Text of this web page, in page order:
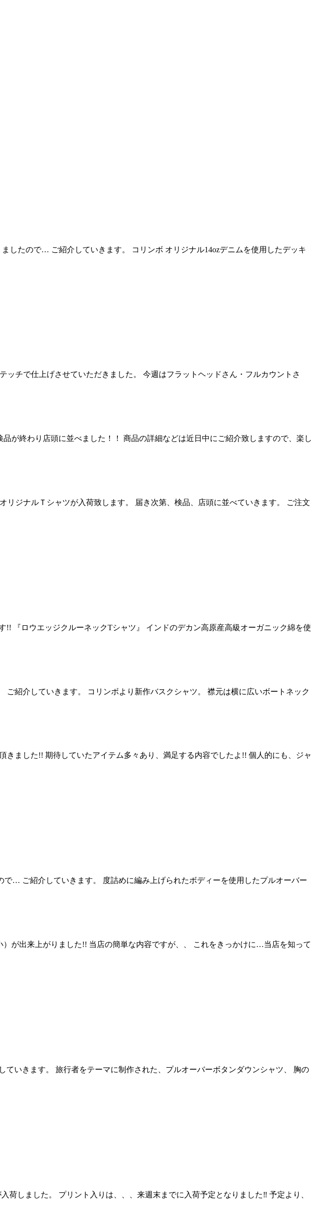
したので… ご紹介していきます。 コリンボ オリジナル14ozデニムを使用したデッキ
チで仕上げさせていただきました。 今週はフラットヘッドさん・フルカウントさ
が終わり店頭に並べました！！ 商品の詳細などは近日中にご紹介致しますので、楽し
ジナルＴシャツが入荷致します。 届き次第、検品、店頭に並べていきます。 ご注文
『ロウエッジクルーネックTシャツ』 インドのデカン高原産高級オーガニック綿を使
紹介していきます。 コリンボより新作バスクシャツ。 襟元は横に広いボートネック
きました!! 期待していたアイテム多々あり、満足する内容でしたよ!! 個人的にも、ジャ
… ご紹介していきます。 度詰めに編み上げられたボディーを使用したプルオーバー
が出来上がりました!! 当店の簡単な内容ですが、、 これをきっかけに…当店を知って
いきます。 旅行者をテーマに制作された、プルオーバーボタンダウンシャツ、 胸の
しました。 プリント入りは、、、来週末までに入荷予定となりました‼︎ 予定より、